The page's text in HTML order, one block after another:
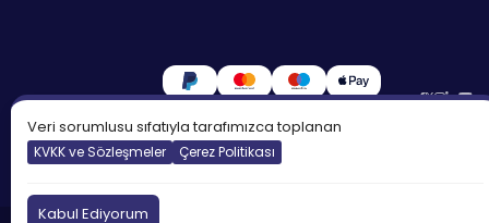
Veri sorumlusu sıfatıyla tarafımızca toplanan
KVKK ve Sözleşmeler Çerez Politikası
Kabul Ediyorum